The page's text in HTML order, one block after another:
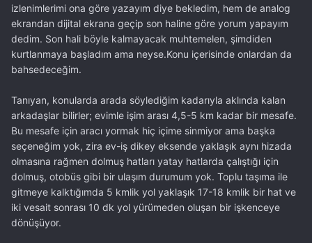
izlenimlerimi ona göre yazayım diye bekledim, hem de analog
ekrandan dijital ekrana geçip son haline göre yorum yapayım
dedim. Son hali böyle kalmayacak muhtemelen, şimdiden
kurtlanmaya başladım ama neyse.Konu içerisinde onlardan da
bahsedeceğim.
Tanıyan, konularda arada söylediğim kadarıyla aklında kalan
arkadaşlar bilirler; evimle işim arası 4,5-5 km kadar bir mesafe.
Bu mesafe için aracı yormak hiç içime sinmiyor ama başka
seçeneğim yok, zira ev-iş dikey eksende yaklaşık aynı hizada
olmasına rağmen dolmuş hatları yatay hatlarda çalıştığı için
dolmuş, otobüs gibi bir ulaşım durumum yok. Toplu taşıma ile
gitmeye kalktığımda 5 kmlik yol yaklaşık 17-18 kmlik bir hat ve
iki vesait sonrası 10 dk yol yürümeden oluşan bir işkenceye
dönüşüyor.